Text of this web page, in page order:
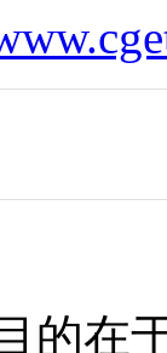
的在